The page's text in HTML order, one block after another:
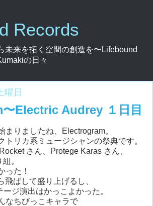
Records
未来を拓く空間の創造を〜Lifebound
の日々
曜日
Electric Audrey １日目
まりましたね、Electrogram。
トリカ系ミュージシャンの祭典です。
さん、Protege Karas さん、
。
った！
飛ばして盛り上げるし、
ジ演出はかっこよかった。
なちびっこキャラで